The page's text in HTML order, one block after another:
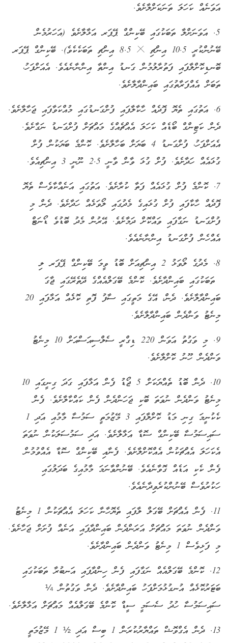
އަވަނެއް ކަހަލަ ތަނަކަށްލާށެވެ.
5. އަވަނަށްލާ ތަބަކުގައި ބޭކިންގް ޕޭޕަރ އަޅާލާށެވެ (އަހަރުމެން
ބޭނުންކުރީ 10.5 އިންޗި × 8.5 އިންޗި ތަބަކެކެވެ). ބޭކިންގް ޕޭޕަރ
ބޮނޑިކޮށްލާފައި ފަތުރާލުމުން ގަނޑު އިންތާ އިންނާނެއެވެ. އެއަށްފަހު،
ތަބަށް އެއްފަރާތުގައި ބައިންދާލާށެވެ.
6. އަތުގައި ތެޔޮ ފޮދެއް ހާކާލާފައި ފުށްގަނޑުގައި މުއްކަވާފައި ޖަހާލާށެވެ.
ދެން ކަޓިންގް ބޯޑެއް ކަހަލަ އެއްޗެއްގެ މައްޗަށް ފުށްގަނޑު ނަގާށެވެ.
އެއަށްފަހު، ފުށްގަނޑު 4 ބަޔަށް ބަހާލާށެވެ. ކޮންމެ ބަޔަކުން ފުށް
ގުޅައެއް ހަދާށެވެ. ފުށް ގުޅަ ވާން ވާނީ 2.5 ނޫނީ 3 އިންޗިއެވެ.
7. ކޮންމެ ފުށް ގުޅައެއް ފަތާ ކުރާށެވެ. އަތުގައި އަނެއްކާވެސް ތެޔޮ
ފޮދެއް ހާކާފައި ފުށް ގުޅައިގެ މެދުގައި ލޯވަޅެއް ހަދާށެވެ. ދެން މި
ފުށްގަނޑު ނަގާފައި ވައްކޮށް ދަމާށެވެ. އޭރުން މެދު ބޮޑުވެ ޑޯނަޓް
އެއްހެން ފުށްގަނޑު އިންނާނެއެވެ.
8. މެދުގެ ލޯވަޅު 2 އިންޗިއަށް ބޮޑު ވީމަ ބޭކިންގް ޕޭޕަރ ލި
ތަބަކުގައި ބައިންދާށެވެ. ކޮންމެ ބޭގަލްއެއްގެ ދޭތެރޭގައި ޖާގަ
ބައިންދާލާށެވެ. ދެން، އޭގެ މަތީގައި ސާފު ފޮތި ކޮޅެއް އަޅާފައި 20
މިނެޓު ވަންދެން ބައިންދާލާށެވެ.
9. މި ވަގުތު އަވަން 220 ޑިގްރީ ސެލްސިއަސްއަށް 10 މިނެޓު
ވަންދެން ހޫނު ކޮށްލާށެވެ.
10. ދެން ބޮޑު ތެއްޔަކަށް 5 ޖޯޑު ފެން އަޅާފައި ގަދަ ގިނީގައި 10
މިނެޓު ވަންދެން ނުވަތަ ބޮކި ޖަހަންދެން ފެން ކައްކާލާށެވެ. ފެން
ކެކުނީމަ ގިނި މަޑު ކޮށްލާފައި 3 މޭޒުމަތީ ސަމުސާ މާމުއި އަދި 1
ސައިސަމުސާ ބޭކިންގް ސޮޑާ އަޅާލާށެވެ. އަދި ސަމުސަލަކުން ނުވަތަ
އެކަހަލަ އެއްޗަކުން އެއްކޮށްލާށެވެ. ފެނާއި ބޭކިންގް ސޮޑާ އެއްވުމުން
ފެން ކެކި އަޑެއް ގޮވާނެއެވެ. ބޭނުންވާނަމަ މާމުއިގެ ބަދަލުގައި
ހަކުރުވެސް ބޭނުންކުރެވިދާނެއެވެ.
11. ފެން އެއްޗަށް ބޭގަލް ލާފައި ތެޔޮހާނާ ކަހަލަ އެއްޗަކުން 1 މިނެޓު
ވަންދެން ނުވަތަ މައްޗަށް އަރަންދެން ބައިންދާފައި އަނެއް ފުށަށް ޖަހާށެވެ.
މި ފަޅިވެސް 1 މިނެޓު ވަންދެން ބައިންދާށެވެ.
12. ކޮންމެ ބޭގަލްއެއް ނަގާފައި ފެން ހިންދާފައި އަނބުރާ ތަބަކުގައި
ބަޓަރުކޮޅެއް އުނގުޅުމަށްފަހު ބައިންދާށެވެ. ދެން ވަގުތުން ¼
ސައިސަމުސާ ހުދު ސެސަމީ ސީޑް ކޮންމެ ބޭގަލްއެއް މައްޗަށް އަޅާލާށެވެ.
13. ދެން އެގްވޮޝް ތައްޔާރުކުރަން 1 ބިސް އަދި ½ 1 މޭޒުމަތީ